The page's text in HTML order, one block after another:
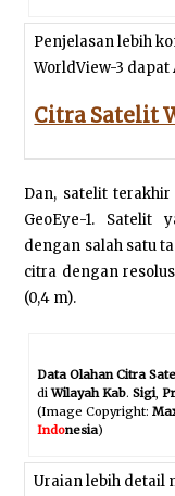
Penjelasan lebih
WorldView-3
Citra Satelit
Dan, satelit
GeoEye-1. Satelit
dengan salah satu
citra dengan
(0,4 m).
Data Olahan Citra
diWilayah Kab. Sigi,
(Image Copyright:
Indonesia)
Uraian lebih detail